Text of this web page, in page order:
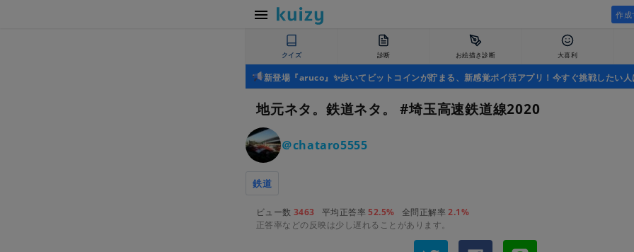
作成
クイズ 診断 お絵描き診断 大喜利
新登場『aruco』✨歩いてビットコインが貯まる、新感覚ポイ活アプリ！今すぐ挑戦したい人
地元ネタ。鉄道ネタ。 #埼玉高速鉄道線2020
＠chataro5555
鉄道
ビュー数 3463 平均正答率52.5% 全問正解率2.1%
正答率などの反映は少し遅れることがあります。